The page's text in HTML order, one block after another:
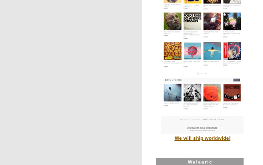
We will ship worldwide!
Walearic